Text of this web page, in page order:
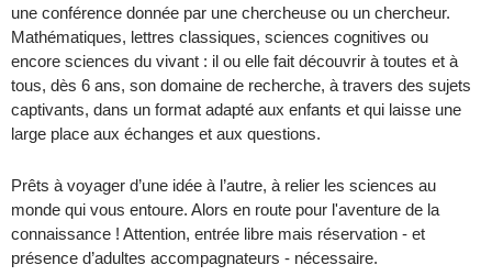
une conférence donnée par une chercheuse ou un chercheur.
Mathématiques, lettres classiques, sciences cognitives ou
encore sciences du vivant : il ou elle fait découvrir à toutes et à
tous, dès 6 ans, son domaine de recherche, à travers des sujets
captivants, dans un format adapté aux enfants et qui laisse une
large place aux échanges et aux questions.
Prêts à voyager d’une idée à l’autre, à relier les sciences au
monde qui vous entoure. Alors en route pour l'aventure de la
connaissance ! Attention, entrée libre mais réservation - et
présence d’adultes accompagnateurs - nécessaire.